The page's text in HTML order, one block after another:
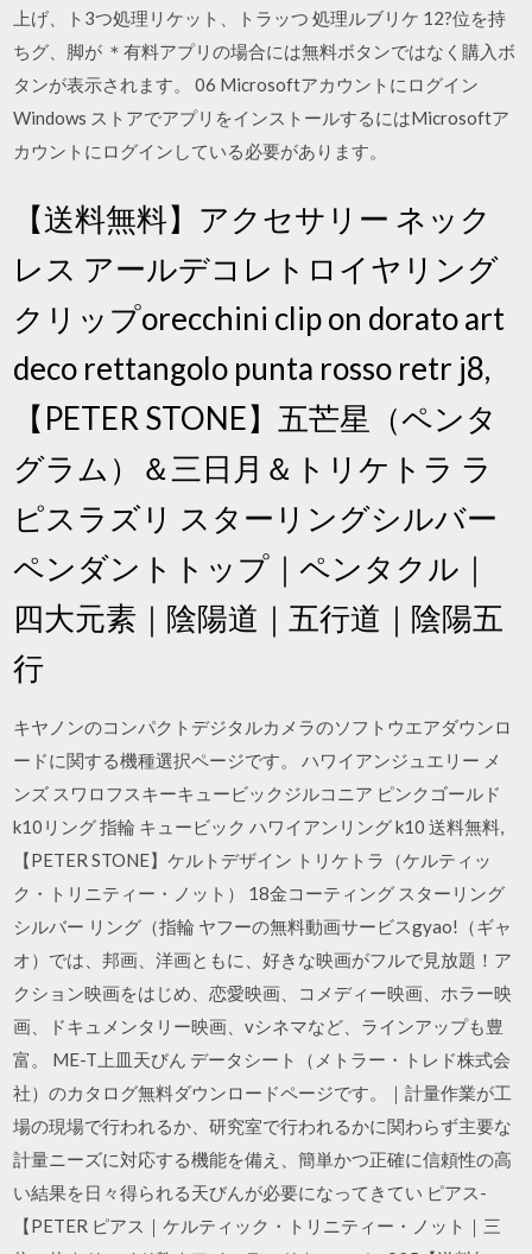
上げ、ト3つ処理リケット、トラッつ 処理ルブリケ 12?位を持
ちグ、脚が ＊有料アプリの場合には無料ボタンではなく購入ボ
タンが表示されます。 06 Microsoftアカウントにログイン
Windows ストアでアプリをインストールするにはMicrosoftア
カウントにログインしている必要があります。
【送料無料】アクセサリー ネック
レス アールデコレトロイヤリング
クリップorecchini clip on dorato art
deco rettangolo punta rosso retr j8,
【PETER STONE】五芒星（ペンタ
グラム）＆三日月＆トリケトラ ラ
ピスラズリ スターリングシルバー
ペンダントトップ｜ペンタクル｜
四大元素｜陰陽道｜五行道｜陰陽五
行
キヤノンのコンパクトデジタルカメラのソフトウエアダウンロ
ードに関する機種選択ページです。 ハワイアンジュエリー メ
ンズ スワロフスキーキュービックジルコニア ピンクゴールド
k10リング 指輪 キュービック ハワイアンリング k10 送料無料,
【PETER STONE】ケルトデザイン トリケトラ（ケルティッ
ク・トリニティー・ノット） 18金コーティング スターリング
シルバー リング（指輪 ヤフーの無料動画サービスgyao!（ギャ
オ）では、邦画、洋画ともに、好きな映画がフルで見放題！ア
クション映画をはじめ、恋愛映画、コメディー映画、ホラー映
画、ドキュメンタリー映画、vシネマなど、ラインアップも豊
富。 ME-T上皿天びん データシート（メトラー・トレド株式会
社）のカタログ無料ダウンロードページです。｜計量作業が工
場の現場で行われるか、研究室で行われるかに関わらず主要な
計量ニーズに対応する機能を備え、簡単かつ正確に信頼性の高
い結果を日々得られる天びんが必要になってきてい ピアス-
【PETER ピアス｜ケルティック・トリニティー・ノット｜三